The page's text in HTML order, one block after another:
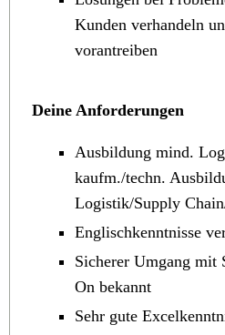
Kunden verhandeln
vorantreiben
Deine Anforderungen
Ausbildung mind.
kaufm./techn.
Logistik/Supply
Englischkenntnisse
Sicherer Umgang mit
On bekannt
Sehr gute